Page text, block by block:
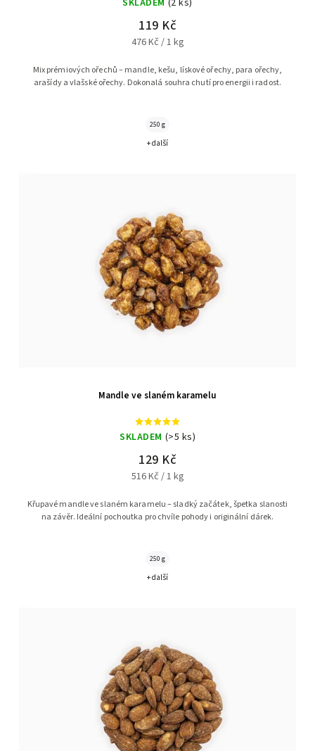
SKLADEM (2 ks)
119 Kč
476 Kč / 1 kg
Mix prémiových ořechů – mandle, kešu, lískové ořechy, para ořechy,
arašídy a vlašské ořechy. Dokonalá souhra chutí pro energii i radost.
250 g
+ další
Mandle ve slaném karamelu
SKLADEM (>5 ks)
129 Kč
516 Kč / 1 kg
Křupavé mandle ve slaném karamelu – sladký začátek, špetka slanosti
na závěr. Ideální pochoutka pro chvíle pohody i originální dárek.
250 g
+ další